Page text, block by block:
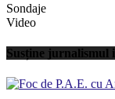
Sondaje
Video
Susține jurnalismul